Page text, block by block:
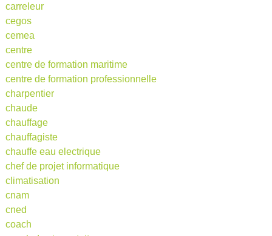
carreleur
cegos
cemea
centre
centre de formation maritime
centre de formation professionnelle
charpentier
chaude
chauffage
chauffagiste
chauffe eau electrique
chef de projet informatique
climatisation
cnam
cned
coach